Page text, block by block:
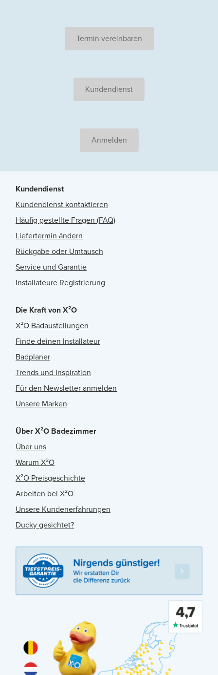
Termin vereinbaren
Kundendienst
Anmelden
Kundendienst
Kundendienst kontaktieren
Häufig gestellte Fragen (FAQ)
Liefertermin ändern
Rückgabe oder Umtausch
Service und Garantie
Installateure Registrierung
Die Kraft von X²O
X²O Badaustellungen
Finde deinen Installateur
Badplaner
Trends und Inspiration
Für den Newsletter anmelden
Unsere Marken
Über X²O Badezimmer
Über uns
Warum X²O
X²O Preisgeschichte
Arbeiten bei X²O
Unsere Kundenerfahrungen
Ducky gesichtet?